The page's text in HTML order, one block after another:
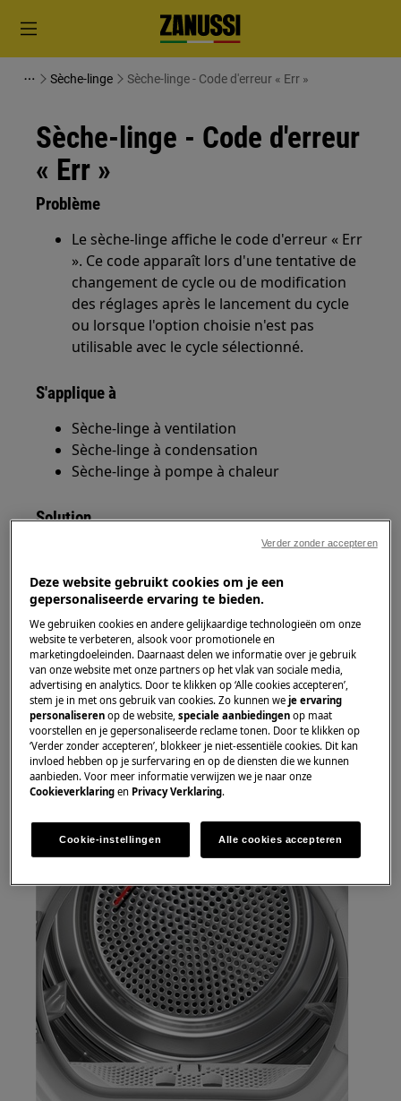
Sèche-linge Sèche-linge - Code d'erreur « Err »
Sèche-linge - Code d'erreur
« Err »
Problème
Le sèche-linge affiche le code d'erreur « Err
». Ce code apparaît lors d'une tentative de
changement de cycle ou de modification
des réglages après le lancement du cycle
ou lorsque l'option choisie n'est pas
utilisable avec le cycle sélectionné.
S'applique à
Sèche-linge à ventilation
Sèche-linge à condensation
Sèche-linge à pompe à chaleur
Solution
Fermez la porte du sèche-linge et
redémarrez le programme.
Ne modifiez aucun réglage ni aucune
option pendant que le sèche-linge exécute
le programme.
Nettoyez l'ouverture où la goupille de la
porte tombera à l'aide d'un aspirateur (voir
photo).
Deze website gebruikt cookies om je een
gepersonaliseerde ervaring te bieden.
We gebruiken cookies en andere gelijkaardige technologieën om onze
website te verbeteren, alsook voor promotionele en
marketingdoeleinden. Daarnaast delen we informatie over je gebruik
van onze website met onze partners op het vlak van sociale media,
advertising en analytics. Door te klikken op ‘Alle cookies accepteren’,
stem je in met ons gebruik van cookies. Zo kunnen weje ervaring
personaliseren op de website,speciale aanbiedingen op maat
voorstellen en je gepersonaliseerde reclame tonen. Door te klikken op
‘Verder zonder accepteren’, blokkeer je niet-essentiële cookies. Dit kan
invloed hebben op je surfervaring en op de diensten die we kunnen
aanbieden. Voor meer informatie verwijzen we je naar onze
Cookieverklaring en Privacy Verklaring.
Cookie-instellingen Alle cookies accepteren
Verder zonder accepteren